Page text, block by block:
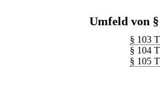
Umfeld von
§ 103
§ 104
§ 105